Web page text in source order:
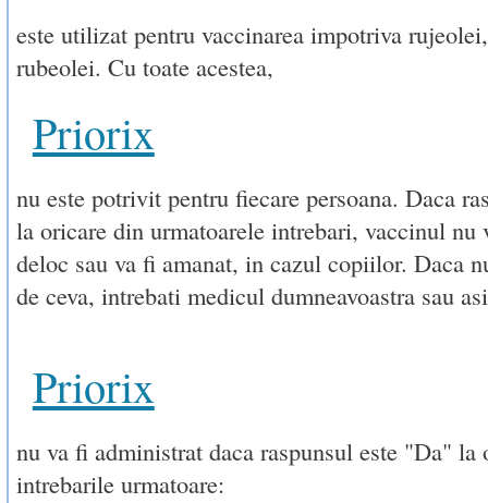
este utilizat pentru vaccinarea impotriva
rubeolei. Cu toate acestea,
Priorix
nu este potrivit pentru fiecare persoana. Daca
la oricare din urmatoarele intrebari, vaccinul nu
deloc sau va fi amanat, in cazul copiilor. Daca
de ceva, intrebati medicul dumneavoastra sau
Priorix
nu va fi administrat daca raspunsul este "Da" la
intrebarile urmatoare: